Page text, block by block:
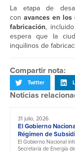
La etapa de
con avances en
fabricación,
espera que la
inquilinos de
Compartir nota:
Twitter
Noticias
31 julio, 2026
El Gobierno
Régimen de
El Gobierno Nacional
Secretaría de Energía